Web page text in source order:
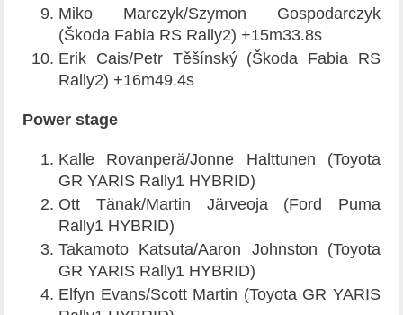
Miko Marczyk/Szymon Gospodarczyk
(Škoda Fabia RS Rally2) +15m33.8s
Erik Cais/Petr Těšínský (Škoda Fabia RS
Rally2) +16m49.4s
Power stage
Kalle Rovanperä/Jonne Halttunen (Toyota
GR YARIS Rally1 HYBRID)
Ott Tänak/Martin Järveoja (Ford Puma
Rally1 HYBRID)
Takamoto Katsuta/Aaron Johnston (Toyota
GR YARIS Rally1 HYBRID)
Elfyn Evans/Scott Martin (Toyota GR YARIS